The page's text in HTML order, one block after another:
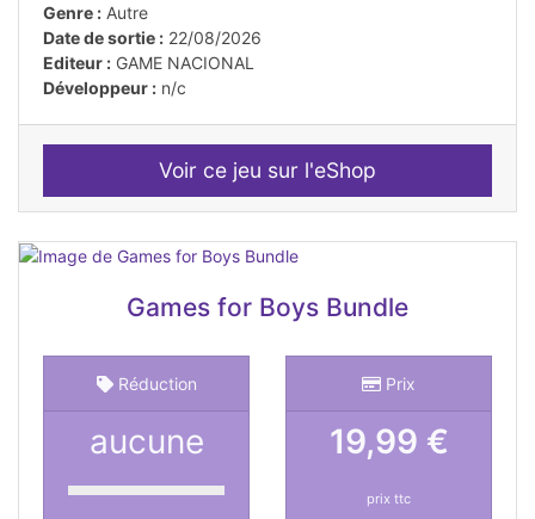
Genre : Autre
Date de sortie : 22/08/2026
Editeur : GAME NACIONAL
Développeur : n/c
Voir ce jeu sur l'eShop
Games for Boys Bundle
Réduction
aucune
Prix
19,99 €
prix ttc